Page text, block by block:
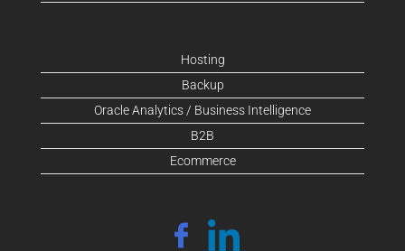
Hosting
Backup
Oracle Analytics / Business Intelligence
B2B
Ecommerce